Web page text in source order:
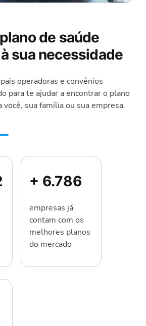
de saúde
sua necessidade
operadoras e convênios
para te ajudar a encontrar o plano
você, sua família ou sua empresa.
+ 6.786
empresas já
contam com os
melhores planos
do mercado